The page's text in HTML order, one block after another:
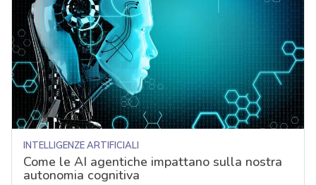
INTELLIGENZE ARTIFICIALI
Come le AI agentiche impattano sulla nostra
autonomia cognitiva